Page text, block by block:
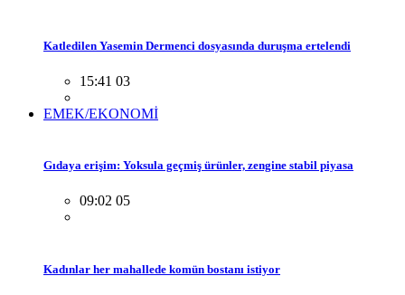
Katledilen Yasemin Dermenci dosyasında duruşma ertelendi
15:41 03
EMEK/EKONOMİ
Gıdaya erişim: Yoksula geçmiş ürünler, zengine stabil piyasa
09:02 05
Kadınlar her mahallede komün bostanı istiyor